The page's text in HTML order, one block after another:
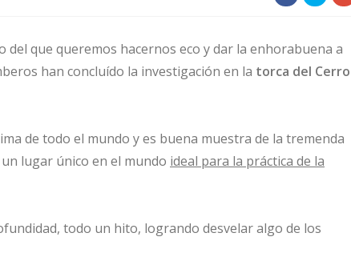
del que queremos hacernos eco y dar la enhorabuena a
han concluído la investigación en la torca del Cerro
de todo el mundo y es buena muestra de la tremenda
lugar único en el mundo ideal para la práctica de la
todo un hito, logrando desvelar algo de los